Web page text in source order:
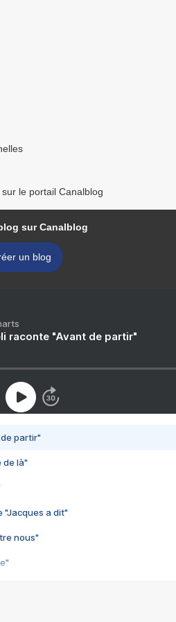
le portail Canalblog
sur Canalblog
un blog
raconte "Avant de partir"
de partir"
de là"
"Jacques a dit"
nous"